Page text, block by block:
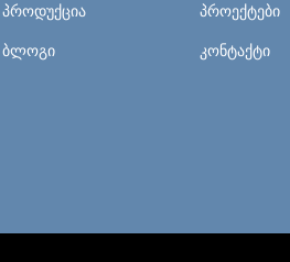
პროდუქცია პროექტები
ბლოგი კონტაქტი